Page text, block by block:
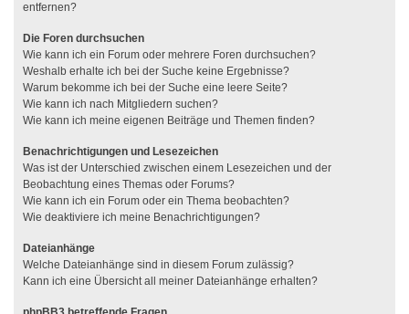
entfernen?
Die Foren durchsuchen
Wie kann ich ein Forum oder mehrere Foren durchsuchen?
Weshalb erhalte ich bei der Suche keine Ergebnisse?
Warum bekomme ich bei der Suche eine leere Seite?
Wie kann ich nach Mitgliedern suchen?
Wie kann ich meine eigenen Beiträge und Themen finden?
Benachrichtigungen und Lesezeichen
Was ist der Unterschied zwischen einem Lesezeichen und der
Beobachtung eines Themas oder Forums?
Wie kann ich ein Forum oder ein Thema beobachten?
Wie deaktiviere ich meine Benachrichtigungen?
Dateianhänge
Welche Dateianhänge sind in diesem Forum zulässig?
Kann ich eine Übersicht all meiner Dateianhänge erhalten?